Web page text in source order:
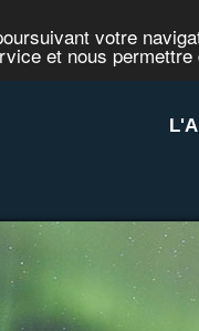
votre
et nous